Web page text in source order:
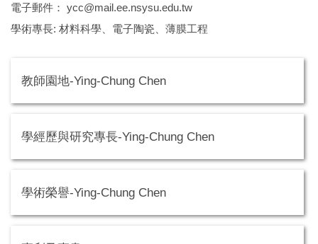
電子郵件： ycc@mail.ee.nsysu.edu.tw
學術專長: 材料科學、電子陶瓷、薄膜工程
教師園地-Ying-Chung Chen
學經歷與研究專長-Ying-Chung Chen
學術榮譽-Ying-Chung Chen